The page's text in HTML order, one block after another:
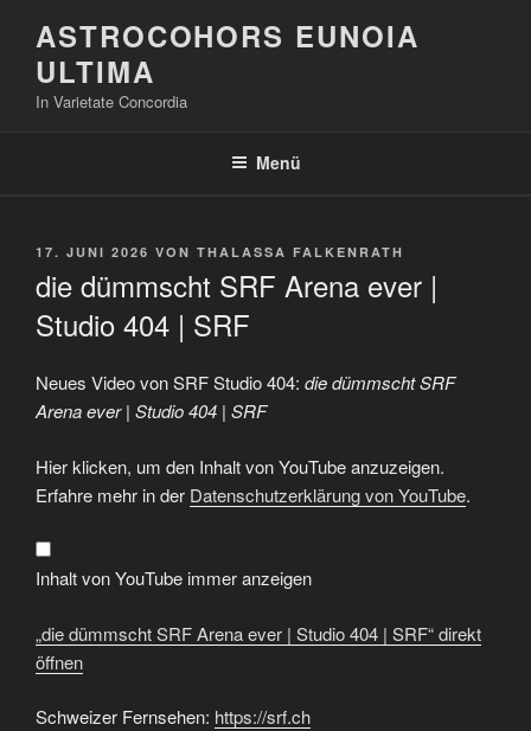
Inhalt
springen
ASTROCOHORS EUNOIA
ULTIMA
In Varietate Concordia
Menü
VERÖFFENTLICHT
17. JUNI 2026 VON THALASSA FALKENRATH
die dümmscht SRF Arena ever |
Studio 404 | SRF
Neues Video von SRF Studio 404: die dümmscht SRF
Arena ever | Studio 404 | SRF
„die
dümmscht
SRF
Arena
|
Studio
404
|
von
YouTube
anzeigen
Hier klicken, um den Inhalt von YouTube anzuzeigen.
Erfahre mehr in der Datenschutzerklärung von YouTube.
Inhalt von YouTube immer anzeigen
„die dümmscht SRF Arena ever | Studio 404 | SRF“ direkt
öffnen
Schweizer Fernsehen: https://srf.ch